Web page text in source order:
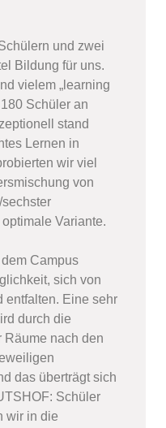
und zwei
Bildung für uns.
vielem „learning
Schüler an
stand
Lernen in
wir viel
von
Variante.
Campus
sich von
entfalten. Eine sehr
durch die
Räume nach den
das überträgt sich
Schüler
wir in die